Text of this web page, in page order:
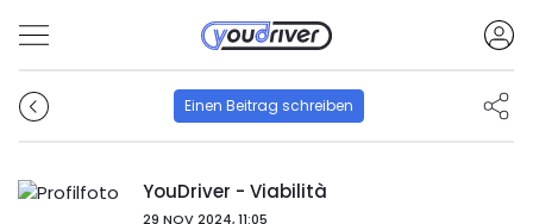
Einen Beitrag schreiben
YouDriver - Viabilità
29 NOV 2024, 11:05